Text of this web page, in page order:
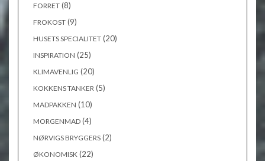
FORRET (8)
FROKOST (9)
HUSETS SPECIALITET (20)
INSPIRATION (25)
KLIMAVENLIG (20)
KOKKENS TANKER (5)
MADPAKKEN (10)
MORGENMAD (4)
NØRVIGS BRYGGERS (2)
ØKONOMISK (22)